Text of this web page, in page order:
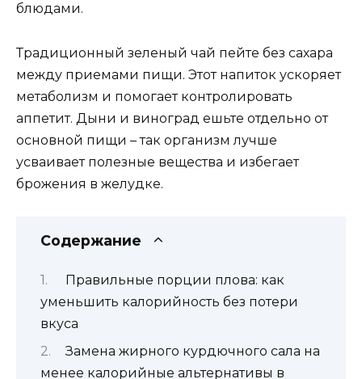
блюдами.
Традиционный зеленый чай пейте без сахара
между приемами пищи. Этот напиток ускоряет
метаболизм и помогает контролировать
аппетит. Дыни и виноград ешьте отдельно от
основной пищи – так организм лучше
усваивает полезные вещества и избегает
брожения в желудке.
Содержание
Правильные порции плова: как
уменьшить калорийность без потери
вкуса
Замена жирного курдючного сала на
менее калорийные альтернативы в